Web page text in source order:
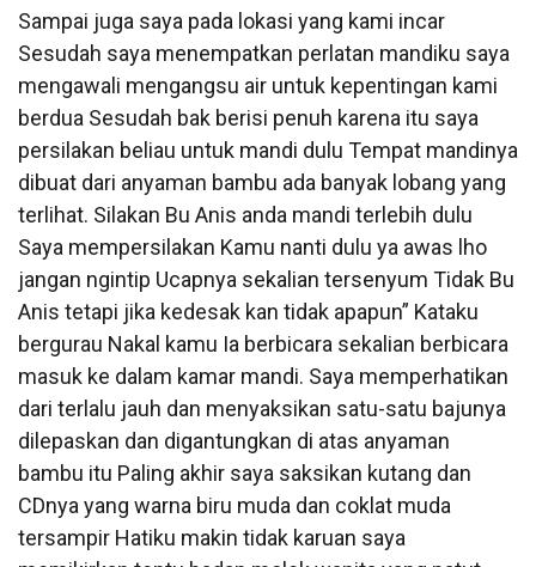
Sampai juga saya pada lokasi yang kami incar
Sesudah saya menempatkan perlatan mandiku saya
mengawali mengangsu air untuk kepentingan kami
berdua Sesudah bak berisi penuh karena itu saya
persilakan beliau untuk mandi dulu Tempat mandinya
dibuat dari anyaman bambu ada banyak lobang yang
terlihat. Silakan Bu Anis anda mandi terlebih dulu
Saya mempersilakan Kamu nanti dulu ya awas lho
jangan ngintip Ucapnya sekalian tersenyum Tidak Bu
Anis tetapi jika kedesak kan tidak apapun” Kataku
bergurau Nakal kamu Ia berbicara sekalian berbicara
masuk ke dalam kamar mandi. Saya memperhatikan
dari terlalu jauh dan menyaksikan satu-satu bajunya
dilepaskan dan digantungkan di atas anyaman
bambu itu Paling akhir saya saksikan kutang dan
CDnya yang warna biru muda dan coklat muda
tersampir Hatiku makin tidak karuan saya